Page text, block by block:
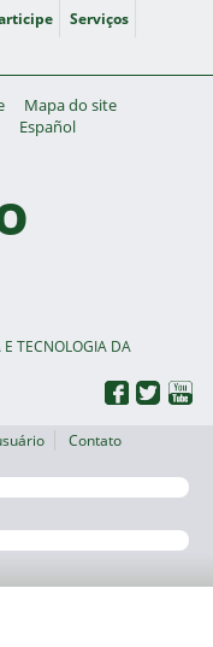
Serviços
Mapa do site
Español
E TECNOLOGIA DA
Contato